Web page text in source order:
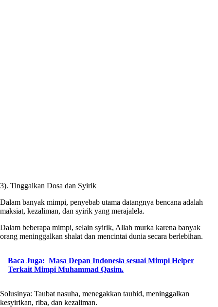
3). Tinggalkan Dosa dan Syirik
Dalam banyak mimpi, penyebab utama datangnya bencana adalah
maksiat, kezaliman, dan syirik yang merajalela.
Dalam beberapa mimpi, selain syirik, Allah murka karena banyak
orang meninggalkan shalat dan mencintai dunia secara berlebihan.
Baca Juga: Masa Depan Indonesia sesuai Mimpi Helper
Terkait Mimpi Muhammad Qasim.
Solusinya: Taubat nasuha, menegakkan tauhid, meninggalkan
kesyirikan, riba, dan kezaliman.